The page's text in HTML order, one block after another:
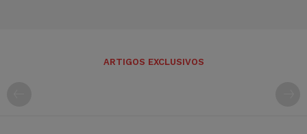
ARTIGOS EXCLUSIVOS